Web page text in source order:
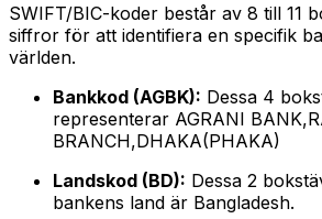
SWIFT/BIC-koder består av 8 till 11
siffror för att identifiera en specifik
världen.
Bankkod (AGBK): Dessa 4
representerar AGRANI
BRANCH,DHAKA(PHAKA)
Landskod (BD): Dessa 2
bankens land är Bangladesh.